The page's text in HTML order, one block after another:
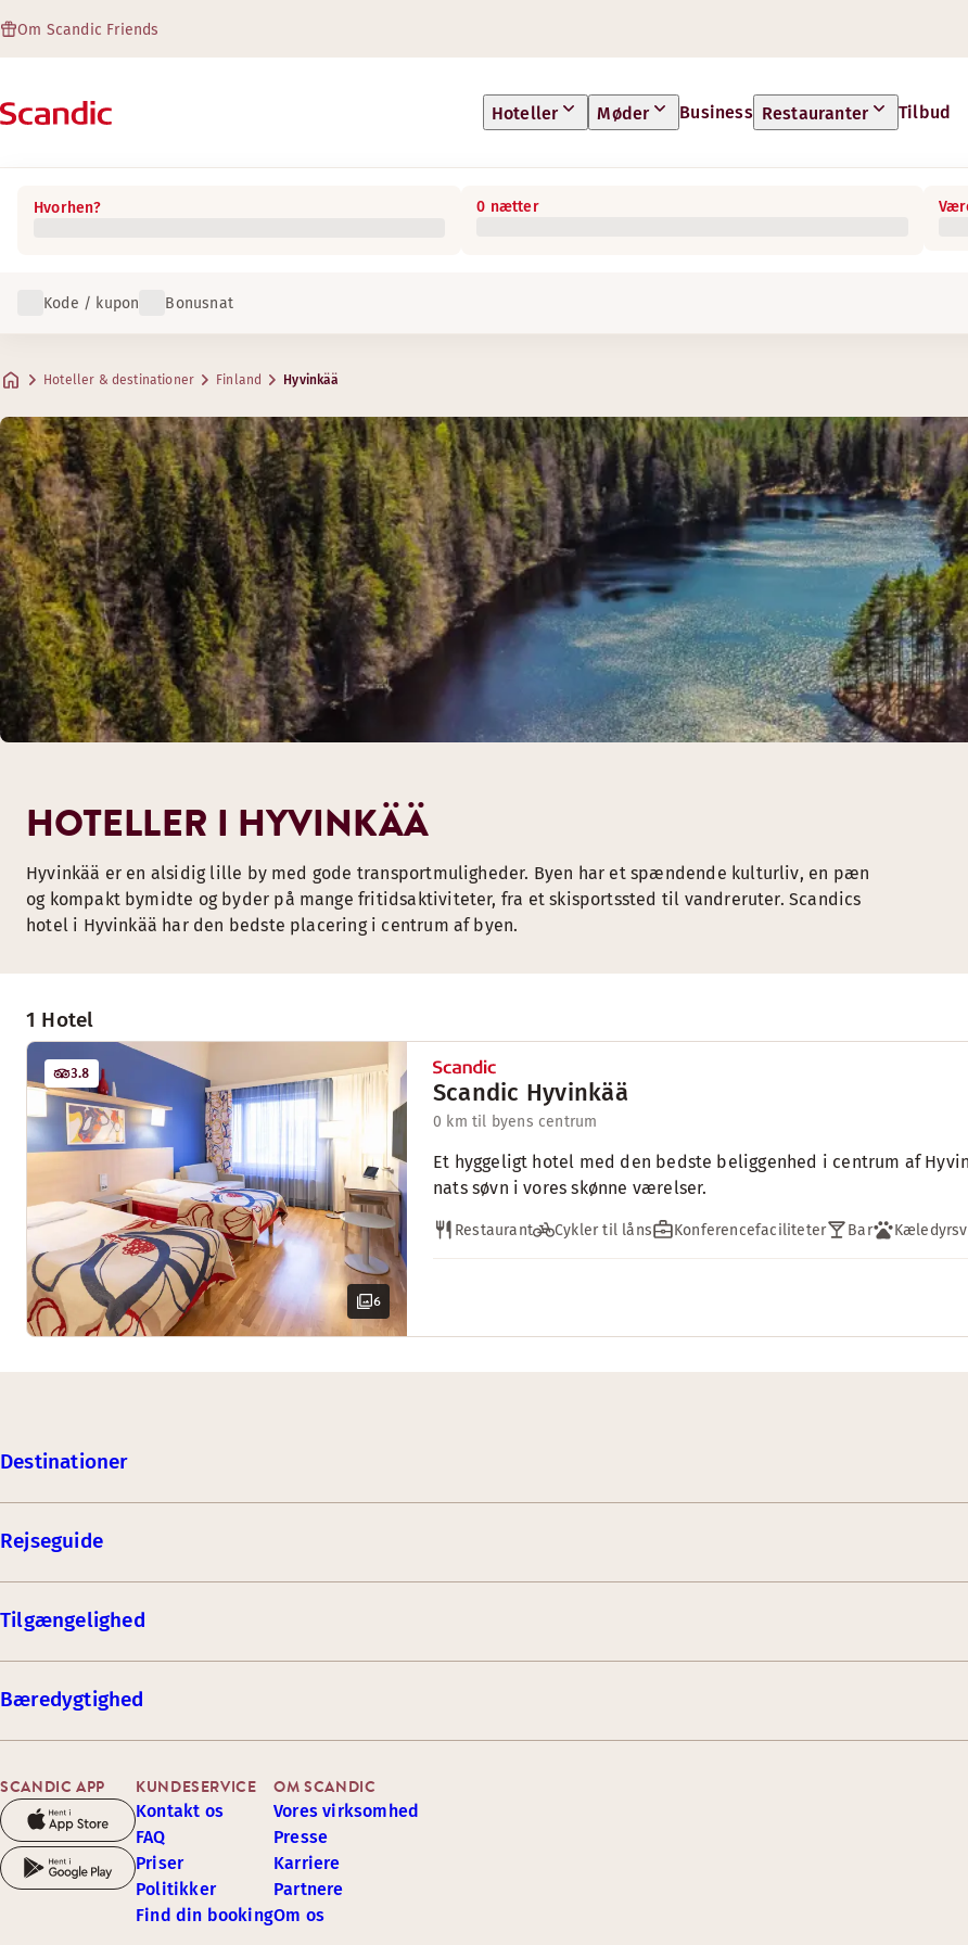
Om Scandic Friends
Hoteller Møder Business Restauranter Tilbud
Hvorhen? 0 nætter
Kode / kupon Bonusnat
Hoteller & destinationer Finland Hyvinkää
1 Hotel
6
3.8
Scandic Hyvinkää
0 km til byens centrum
Et hyggeligt hotel med den bedste beliggenhed i centrum af
nats søvn i vores skønne værelser.
Restaurant Cykler til låns Konferencefaciliteter Bar
HOTELLER I HYVINKÄÄ
Hyvinkää er en alsidig lille by med gode transportmuligheder. Byen har et spændende kulturliv, en pæn
og kompakt bymidte og byder på mange fritidsaktiviteter, fra et skisportssted til vandreruter. Scandics
hotel i Hyvinkää har den bedste placering i centrum af byen.
Destinationer
Rejseguide
Tilgængelighed
Bæredygtighed
SCANDIC APP KUNDESERVICE
Kontakt os
FAQ
Priser
Politikker
Find din booking
OM SCANDIC
Vores virksomhed
Presse
Karriere
Partnere
Om os